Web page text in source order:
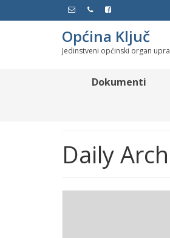
Općina Ključ
Jedinstveni općinski organ
Dokumenti
Daily